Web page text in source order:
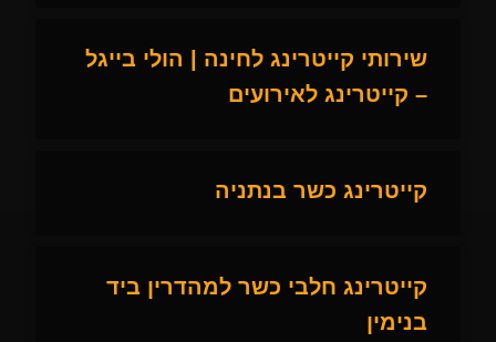
שירותי קייטרינג לחינה | הולי בייגל
– קייטרינג לאירועים
קייטרינג כשר בנתניה
קייטרינג חלבי כשר למהדרין ביד
בנימין